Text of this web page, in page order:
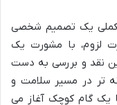
یک تصمیم شخصی
لزوم، با مشورت یک
نقد و بررسی به دست
تر در مسیر سلامت و
یک گام کوچک آغاز می